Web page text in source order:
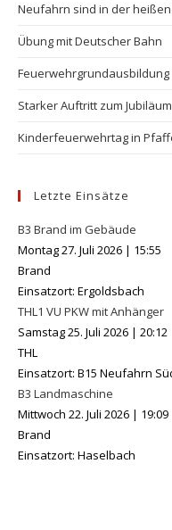
Neufahrn sind in der
Übung mit Deutscher Bahn
Starker Auftritt zum Jubiläum
Kinderfeuerwehrtag in
Letzte Einsätze
B3 Brand im Gebäude
Montag 27. Juli 2026 | 15:55
Brand
Einsatzort: Ergoldsbach
THL1 VU PKW mit Anhänger
Samstag 25. Juli 2026 | 20:12
THL
Einsatzort: B15 Neufahrn
B3 Landmaschine
Mittwoch 22. Juli 2026 | 19:09
Brand
Einsatzort: Haselbach